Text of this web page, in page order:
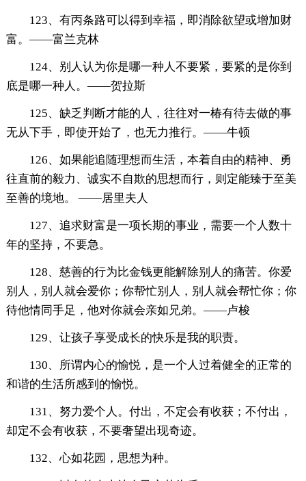
123、有丙条路可以得到幸福，即消除欲望或增加财
富。——富兰克林
124、别人认为你是哪一种人不要紧，要紧的是你到
底是哪一种人。——贺拉斯
125、缺乏判断才能的人，往往对一椿有待去做的事
无从下手，即使开始了，也无力推行。——牛顿
126、如果能追随理想而生活，本着自由的精神、勇
往直前的毅力、诚实不自欺的思想而行，则定能臻于至美
至善的境地。 ——居里夫人
127、追求财富是一项长期的事业，需要一个人数十
年的坚持，不要急。
128、慈善的行为比金钱更能解除别人的痛苦。你爱
别人，别人就会爱你；你帮忙别人，别人就会帮忙你；你
待他情同手足，他对你就会亲如兄弟。——卢梭
129、让孩子享受成长的快乐是我的职责。
130、所谓内心的愉悦，是一个人过着健全的正常的
和谐的生活所感到的愉悦。
131、努力爱个人。付出，不定会有收获；不付出，
却定不会有收获，不要奢望出现奇迹。
132、心如花园，思想为种。